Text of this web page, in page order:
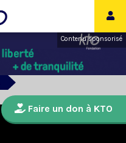
Contenu sponsorisé
Faire un don à KTO